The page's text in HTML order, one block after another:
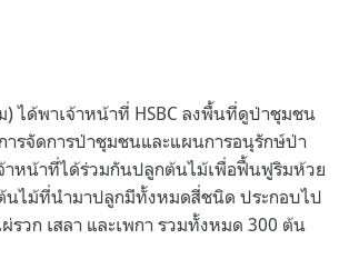
) ได้พาเจ้าหน้าที่ HSBC ลงพื้นที่ดูป่าชุมชน
ารจัดการป่าชุมชนและแผนการอนุรักษ์ป่า
าหน้าที่ได้ร่วมกันปลูกต้นไม้เพื่อฟื้นฟูริมห้วย
นไม้ที่นำมาปลูกมีทั้งหมดสี่ชนิด ประกอบไป
รวก เสลา และเพกา รวมทั้งหมด 300 ต้น